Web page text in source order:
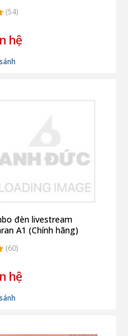
(54)
hệ
đèn livestream
A1 (Chính hãng)
(60)
hệ